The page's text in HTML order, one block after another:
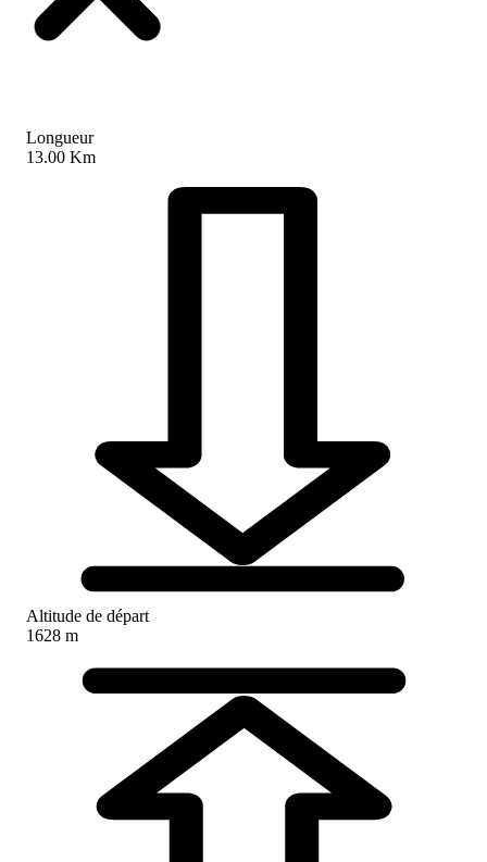
Longueur
13.00 Km
Altitude de départ
1628 m